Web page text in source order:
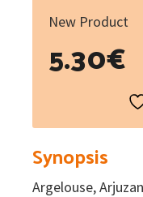
New Product
5.30€
Synopsis
Argelouse,